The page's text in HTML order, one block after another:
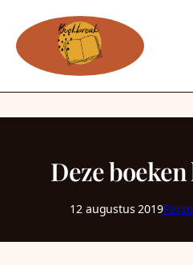
Deze
12 augustus 2019